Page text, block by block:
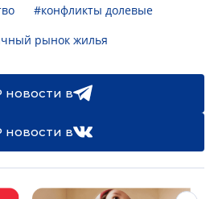
#конфликты долевые
рынок жилья
новости в
новости в